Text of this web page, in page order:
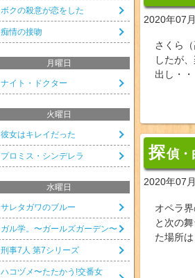
2020年07
さくら
したが
出し・・
探偵・
2020年07
オペラ
と次の
た場所は
ボクの殺意が恋をした
痴情の接吻
月曜日
ナイト・ドクター
火曜日
彼女はキレイだった
プロミス・シンデレラ
水曜日
サレタガワのブルー
ガル学。〜ガールズガーデン〜
刑事7人 第7シリーズ
ハコヅメ〜たたかう!交番女